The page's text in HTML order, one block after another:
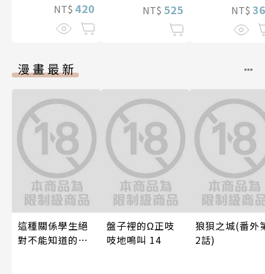
NT$ 420 NT$ 525
NT$
漫畫最新
這種關係學生絕
對不能知道的
盤子裡的Ω正吱
吱地鳴叫 14
狼狽之城(番外
2話)